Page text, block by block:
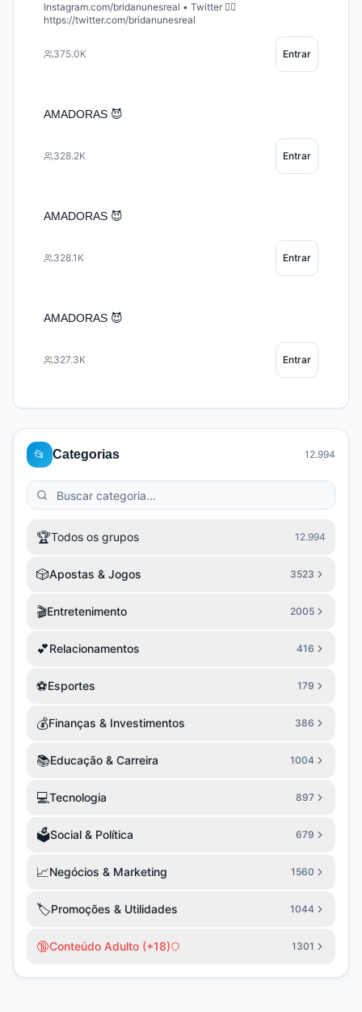
Instagram.com/bridanunesreal • Twitter 👉🏻
https://twitter.com/bridanunesreal
375.0K Entrar
AMADORAS 😈
328.2K Entrar
AMADORAS 😈
328.1K Entrar
AMADORAS 😈
327.3K Entrar
📂 Categorias 12.994
🏆Todos os grupos 12.994
🎲Apostas & Jogos 3523
🎬Entretenimento 2005
💕Relacionamentos 416
⚽Esportes 179
💰Finanças & Investimentos 386
📚Educação & Carreira 1004
💻Tecnologia 897
🗳️Social & Política 679
📈Negócios & Marketing 1560
🏷️Promoções & Utilidades 1044
🔞Conteúdo Adulto (+18) 1301